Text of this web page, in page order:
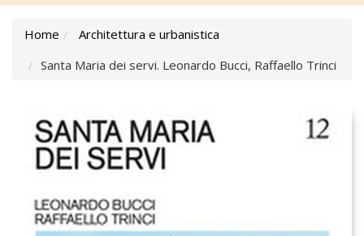
Home
Architettura e urbanistica
Santa Maria dei servi. Leonardo Bucci, Raffaello Trinci